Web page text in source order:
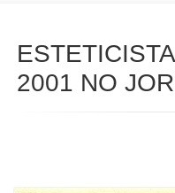
2001 NO